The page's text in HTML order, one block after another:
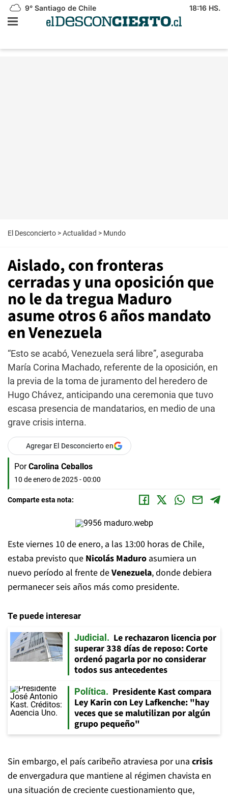
9° Santiago de Chile 18:16 HS.
El Desconcierto >Actualidad > Mundo
Aislado, con fronteras
cerradas y una oposición que
no le da tregua Maduro
asume otros 6 años mandato
en Venezuela
“Esto se acabó, Venezuela será libre”, aseguraba
María Corina Machado, referente de la oposición, en
la previa de la toma de juramento del heredero de
Hugo Chávez, anticipando una ceremonia que tuvo
escasa presencia de mandatarios, en medio de una
grave crisis interna.
Agregar El Desconcierto en
Por Carolina Ceballos
10 de enero de 2025 - 00:00
Comparte esta nota:
Este viernes 10 de enero, a las 13:00 horas de Chile,
estaba previsto que Nicolás Maduro asumiera un
nuevo período al frente deVenezuela, donde debiera
permanecer seis años más como presidente.
Te puede interesar
Judicial
Le rechazaron licencia por
superar 338 días de reposo: Corte
ordenó pagarla por no considerar
todos sus antecedentes
Política
Presidente Kast compara
Ley Karin con Ley Lafkenche: "hay
veces que se malutilizan por algún
grupo pequeño"
Sin embargo, el país caribeño atraviesa por una crisis
de envergadura que mantiene al régimen chavista en
una situación de creciente cuestionamiento que,